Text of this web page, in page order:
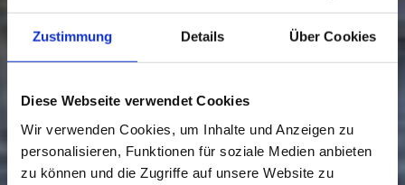
Zustimmung Details Über Cookies
Diese Webseite verwendet Cookies
Wir verwenden Cookies, um Inhalte und Anzeigen zu
personalisieren, Funktionen für soziale Medien anbieten
zu können und die Zugriffe auf unsere Website zu